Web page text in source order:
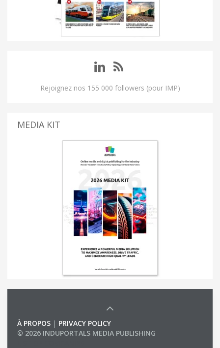
Rejoignez nos 155 000 followers (pour IMP)
MEDIA KIT
À PROPOS | PRIVACY POLICY
© 2026 INDUPORTALS MEDIA PUBLISHING